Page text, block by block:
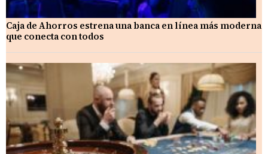
Caja de Ahorros estrena una banca en línea más moderna
que conecta con todos